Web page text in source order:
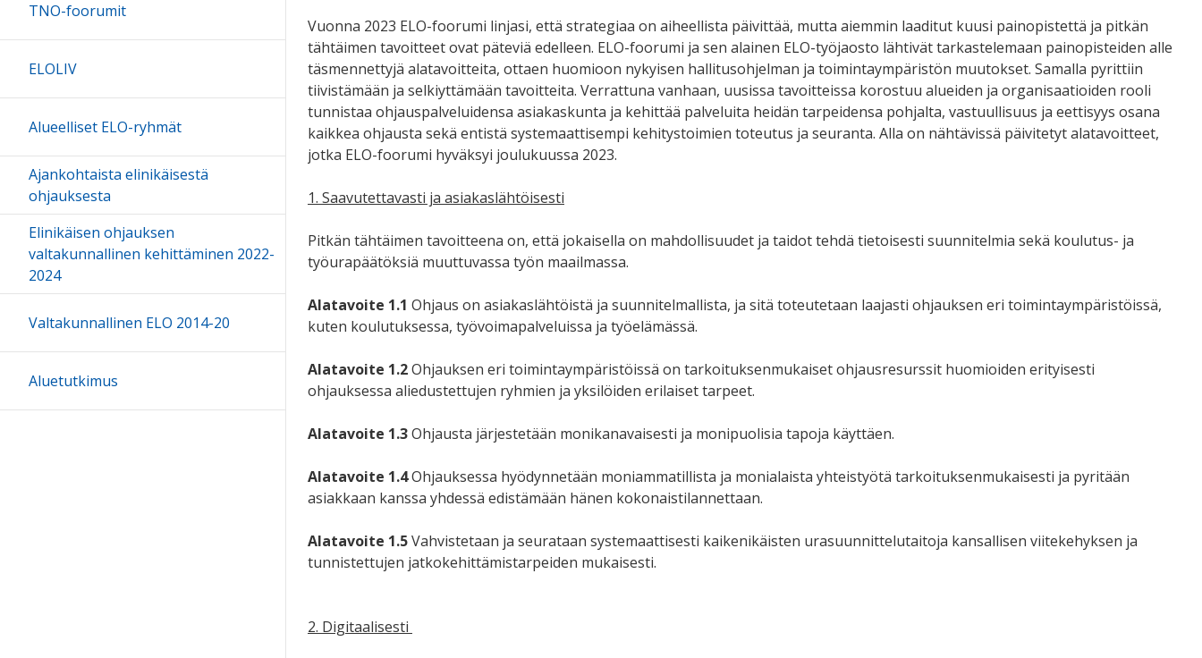
Vuonna 2023 ELO-foorumi linjasi, että strategiaa on aiheellista päivittää, mutta aiemmin laaditut kuusi painopistettä ja pitkän
tähtäimen tavoitteet ovat päteviä edelleen. ELO-foorumi ja sen alainen ELO-työjaosto lähtivät tarkastelemaan painopisteiden alle
täsmennettyjä alatavoitteita, ottaen huomioon nykyisen hallitusohjelman ja toimintaympäristön muutokset. Samalla pyrittiin
tiivistämään ja selkiyttämään tavoitteita. Verrattuna vanhaan, uusissa tavoitteissa korostuu alueiden ja organisaatioiden rooli
tunnistaa ohjauspalveluidensa asiakaskunta ja kehittää palveluita heidän tarpeidensa pohjalta, vastuullisuus ja eettisyys osana
kaikkea ohjausta sekä entistä systemaattisempi kehitystoimien toteutus ja seuranta. Alla on nähtävissä päivitetyt alatavoitteet,
jotka ELO-foorumi hyväksyi joulukuussa 2023.
1. Saavutettavasti ja asiakaslähtöisesti
Pitkän tähtäimen tavoitteena on, että jokaisella on mahdollisuudet ja taidot tehdä tietoisesti suunnitelmia sekä koulutus- ja
työurapäätöksiä muuttuvassa työn maailmassa.
Alatavoite 1.1 Ohjaus on asiakaslähtöistä ja suunnitelmallista, ja sitä toteutetaan laajasti ohjauksen eri toimintaympäristöissä,
kuten koulutuksessa, työvoimapalveluissa ja työelämässä.
Alatavoite 1.2Ohjauksen eri toimintaympäristöissä on tarkoituksenmukaiset ohjausresurssit huomioiden erityisesti
ohjauksessa aliedustettujen ryhmien ja yksilöiden erilaiset tarpeet.
Alatavoite 1.3Ohjausta järjestetään monikanavaisesti ja monipuolisia tapoja käyttäen.
Alatavoite 1.4Ohjauksessa hyödynnetään moniammatillista ja monialaista yhteistyötä tarkoituksenmukaisesti ja pyritään
asiakkaan kanssa yhdessä edistämään hänen kokonaistilannettaan.
Alatavoite 1.5Vahvistetaan ja seurataan systemaattisesti kaikenikäisten urasuunnittelutaitoja kansallisen viitekehyksen ja
tunnistettujen jatkokehittämistarpeiden mukaisesti.
2. Digitaalisesti
TNO-foorumit
ELOLIV
Alueelliset ELO-ryhmät
Ajankohtaista elinikäisestä
ohjauksesta
Elinikäisen ohjauksen
valtakunnallinen kehittäminen 2022-
2024
Valtakunnallinen ELO 2014-20
Aluetutkimus